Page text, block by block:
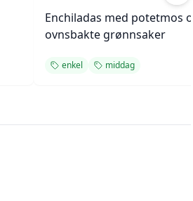
Enchiladas med potetmos og
ovnsbakte grønnsaker
enkel middag